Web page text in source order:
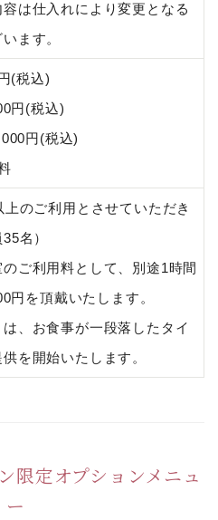
は仕入れにより変更となる
ます。
(税込)
円(税込)
円(税込)
のご利用とさせていただき
名）
ご利用料として、別途1時間
円を頂戴いたします。
、お食事が一段落したタイ
を開始いたします。
限定オプションメニュ
ー